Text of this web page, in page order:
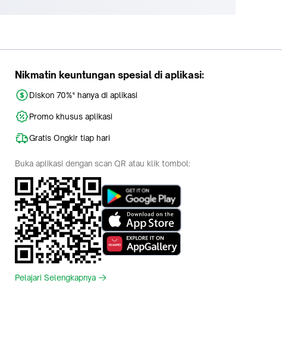
Nikmatin keuntungan spesial di aplikasi:
Diskon 70%* hanya di aplikasi
Promo khusus aplikasi
Gratis Ongkir tiap hari
Buka aplikasi dengan scan QR atau klik tombol:
Pelajari Selengkapnya